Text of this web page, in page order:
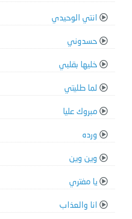
انتي الوحيدي
حسدوني
خليها بقلبي
لما طليتي
مبروك عليا
ورده
وين وين
يا مفتري
انا والعذاب